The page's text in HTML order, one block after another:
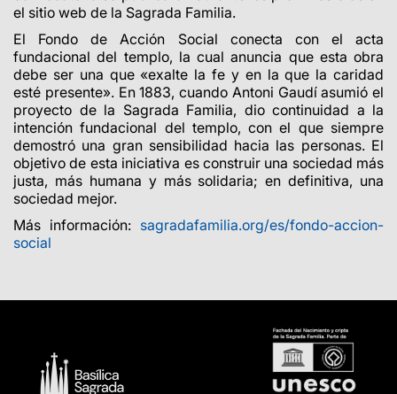
el sitio web de la Sagrada Familia.
El Fondo de Acción Social conecta con el acta
fundacional del templo, la cual anuncia que esta obra
debe ser una que «exalte la fe y en la que la caridad
esté presente». En 1883, cuando Antoni Gaudí asumió el
proyecto de la Sagrada Familia, dio continuidad a la
intención fundacional del templo, con el que siempre
demostró una gran sensibilidad hacia las personas. El
objetivo de esta iniciativa es construir una sociedad más
justa, más humana y más solidaria; en definitiva, una
sociedad mejor.
Más información: sagradafamilia.org/es/fondo-accion-
social